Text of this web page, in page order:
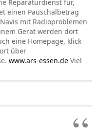
Reparaturdienst für,
einen Pauschalbetrag
mit Radioproblemen
Gerät werden dort
eine Homepage, klick
über
www.ars-essen.de Viel